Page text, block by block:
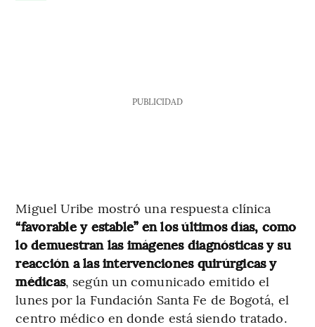
PUBLICIDAD
Miguel Uribe mostró una respuesta clínica
“favorable y estable” en los últimos días, como
lo demuestran las imágenes diagnósticas y su
reacción a las intervenciones quirúrgicas y
médicas, según un comunicado emitido el
lunes por la Fundación Santa Fe de Bogotá, el
centro médico en donde está siendo tratado.